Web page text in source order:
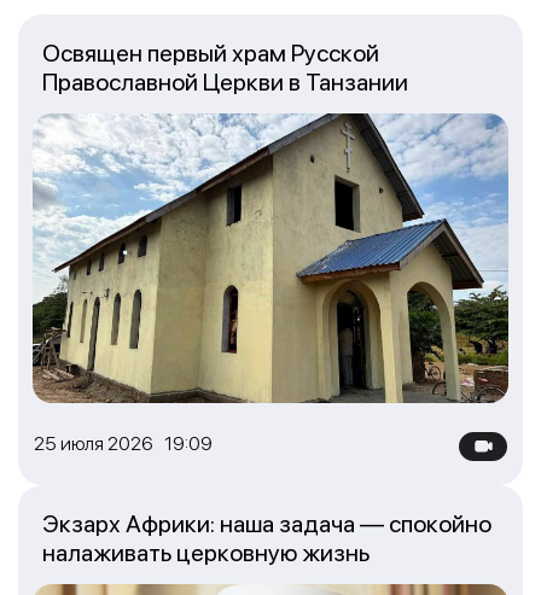
25 июля 2026 19:09
Освящен первый храм Русской
Православной Церкви в Танзании
Экзарх Африки: наша задача — спокойно
налаживать церковную жизнь